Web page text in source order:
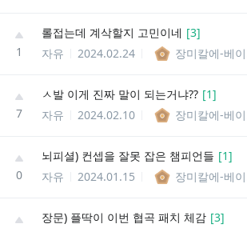
1
롤접는데 계삭할지 고민이네 [3]
자유
2024.02.24 장미칼에-베
7
ㅅ발 이게 진짜 말이 되는거냐?? [1]
자유
2024.02.10 장미칼에-베
0
뇌피셜) 컨셉을 잘못 잡은 챔피언들 [1]
자유
2024.01.15 장미칼에-베
장문) 플딱이 이번 협곡 패치 체감 [3]